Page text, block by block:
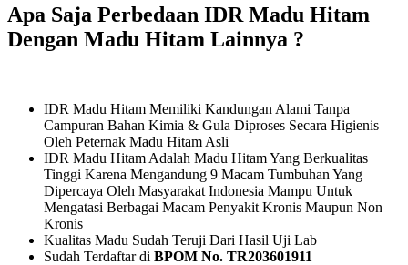
Apa Saja Perbedaan IDR Madu Hitam
Dengan Madu Hitam Lainnya ?
IDR Madu Hitam Memiliki Kandungan Alami Tanpa
Campuran Bahan Kimia & Gula Diproses Secara Higienis
Oleh Peternak Madu Hitam Asli
IDR Madu Hitam Adalah Madu Hitam Yang Berkualitas
Tinggi Karena Mengandung 9 Macam Tumbuhan Yang
Dipercaya Oleh Masyarakat Indonesia Mampu Untuk
Mengatasi Berbagai Macam Penyakit Kronis Maupun Non
Kronis
Kualitas Madu Sudah Teruji Dari Hasil Uji Lab
Sudah Terdaftar di BPOM No. TR203601911